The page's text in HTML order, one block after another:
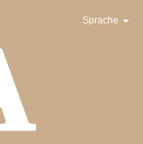
Sprache